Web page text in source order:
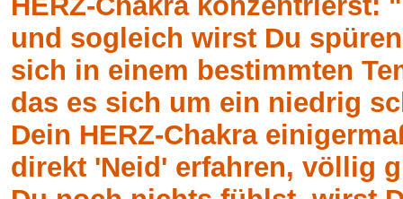
und sogleich wirst Du
sich in einem bestimmten
das es sich um ein niedrig
Dein HERZ-Chakra
direkt 'Neid' erfahren, völlig